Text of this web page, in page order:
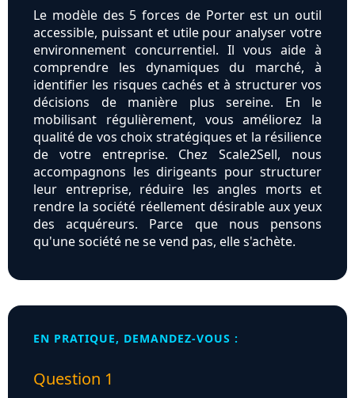
Le modèle des 5 forces de Porter est un outil
accessible, puissant et utile pour analyser votre
environnement concurrentiel. Il vous aide à
comprendre les dynamiques du marché, à
identifier les risques cachés et à structurer vos
décisions de manière plus sereine. En le
mobilisant régulièrement, vous améliorez la
qualité de vos choix stratégiques et la résilience
de votre entreprise. Chez Scale2Sell, nous
accompagnons les dirigeants pour structurer
leur entreprise, réduire les angles morts et
rendre la société réellement désirable aux yeux
des acquéreurs. Parce que nous pensons
qu'une société ne se vend pas, elle s'achète.
EN PRATIQUE, DEMANDEZ-VOUS :
Question 1